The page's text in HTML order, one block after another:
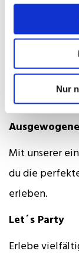
Nur
Rat und Tat
Arbeit, die
Bei Cobalt
Teamwork
Hause.
Mit unserer
du die
erleben.
Let´s Party
Erlebe